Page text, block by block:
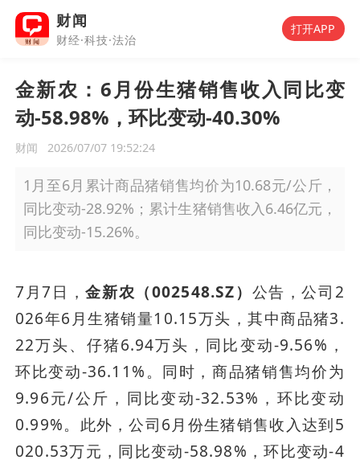
财闻
财经·科技·法治
打开APP
金新农：6月份生猪销售收入同比变
动-58.98%，环比变动-40.30%
财闻 2026/07/07 19:52:24
1月至6月累计商品猪销售均价为10.68元/公斤，
同比变动-28.92%；累计生猪销售收入6.46亿元，
同比变动-15.26%。
7月7日，金新农（002548.SZ） 公告，公司2
026年6月生猪销量10.15万头，其中商品猪3.
22万头、仔猪6.94万头，同比变动-9.56%，
环比变动-36.11%。同时，商品猪销售均价为
9.96元/公斤，同比变动-32.53%，环比变动
0.99%。此外，公司6月份生猪销售收入达到5
020.53万元，同比变动-58.98%，环比变动-4